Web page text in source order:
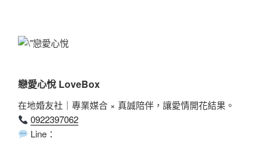
戀愛心悅 LoveBox
在地婚友社｜專業媒合 × 真誠陪伴，讓愛情開花結果。
0922397062
Line：